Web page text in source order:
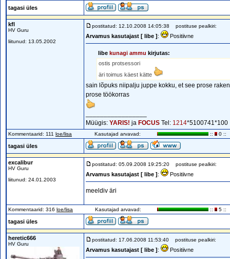
tagasi üles
kfl
HV Guru
liitunud: 13.05.2002
postitatud: 12.10.2008 14:05:38 postituse pealkiri:
Arvamus kasutajast [ libe ]: Positiivne
libe kunagi ammu kirjutas:
ostis protsessori
äri toimus käest kätte
sain lõpuks niipalju juppe kokku, et see prose
prose töökorras
Müügis: YARIS! ja FOCUS Tel: 1214*5100741*100
Kommentaarid: 111 loe/lisa Kasutajad arvavad: :: 0 ::
tagasi üles
excalibur
HV Guru
liitunud: 24.01.2003
postitatud: 05.09.2008 19:25:20 postituse pealkiri:
Arvamus kasutajast [ libe ]: Positiivne
meeldiv äri
Kommentaarid: 316 loe/lisa Kasutajad arvavad: :: 5 ::
tagasi üles
heretic666
HV Guru
postitatud: 17.06.2008 11:53:40 postituse pealkiri:
Arvamus kasutajast [ libe ]: Positiivne